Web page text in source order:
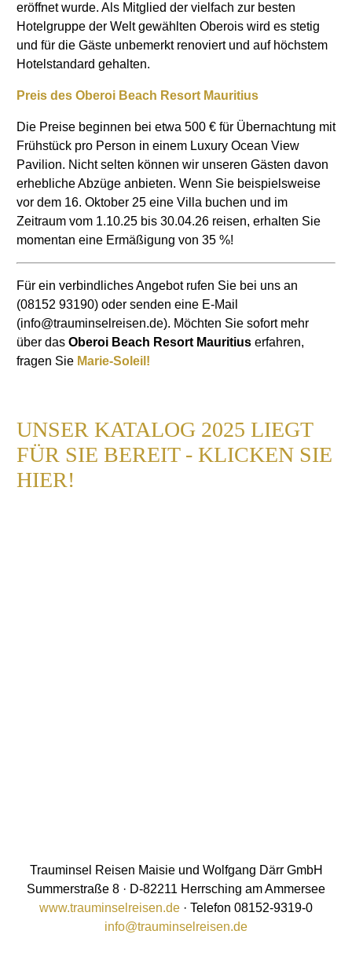
eröffnet wurde. Als Mitglied der vielfach zur besten
Hotelgruppe der Welt gewählten Oberois wird es stetig
und für die Gäste unbemerkt renoviert und auf höchstem
Hotelstandard gehalten.
Preis des Oberoi Beach Resort Mauritius
Die Preise beginnen bei etwa 500 € für Übernachtung mit
Frühstück pro Person in einem Luxury Ocean View
Pavilion. Nicht selten können wir unseren Gästen davon
erhebliche Abzüge anbieten. Wenn Sie beispielsweise
vor dem 16. Oktober 25 eine Villa buchen und im
Zeitraum vom 1.10.25 bis 30.04.26 reisen, erhalten Sie
momentan eine Ermäßigung von 35 %!
Für ein verbindliches Angebot rufen Sie bei uns an
(08152 93190) oder senden eine E-Mail
(info@trauminselreisen.de). Möchten Sie sofort mehr
über das Oberoi Beach Resort Mauritius erfahren,
fragen Sie Marie-Soleil!
UNSER KATALOG 2025 LIEGT
FÜR SIE BEREIT - KLICKEN SIE
HIER!
Trauminsel Reisen Maisie und Wolfgang Därr GmbH
Summerstraße 8 · D-82211 Herrsching am Ammersee
www.trauminselreisen.de · Telefon 08152-9319-0
info@trauminselreisen.de